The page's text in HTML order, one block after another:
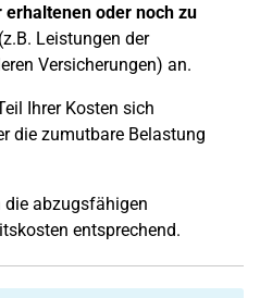
erhaltenen oder noch zu
(z.B. Leistungen der
Versicherungen) an.
Ihrer Kosten sich
die zumutbare Belastung
die abzugsfähigen
entsprechend.